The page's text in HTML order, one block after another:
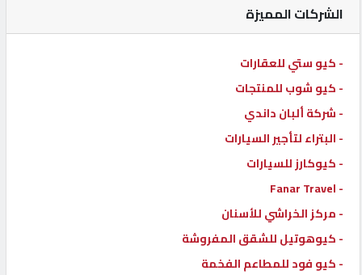
كيو
ماركت
الدليل
القطري
POWERED
الشركات المميزة
- كيو ستي للعقارات
- كيو شوب للمنتجات
- شركة ألبان داندي
- البتراء لتأجير السيارات
- كيوكارز للسيارات
- Fanar Travel
- مركز الخراشي للأسنان
- كيوهوتيل للشقق المفروشة
- كيو فود للمطاعم الفخمة